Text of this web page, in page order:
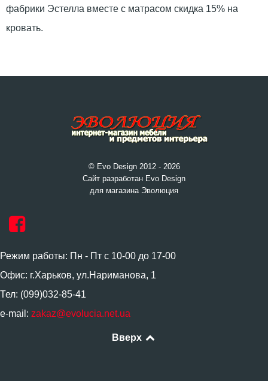
фабрики Эстелла вместе с матрасом скидка 15% на
кровать.
© Evo Design 2012 - 2026
Сайт разработан Evo Design
для магазина Эволюция
Режим работы: Пн - Пт с 10-00 до 17-00
Офис: г.Харьков, ул.Нариманова, 1
Тел: (099)032-85-41
e-mail: zakaz@evolucia.net.ua
Вверх